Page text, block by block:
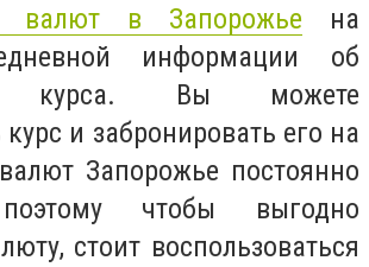
валют в Запорожье на
информации об
курса. Вы можете
и забронировать его на
Запорожье постоянно
чтобы выгодно
стоит воспользоваться